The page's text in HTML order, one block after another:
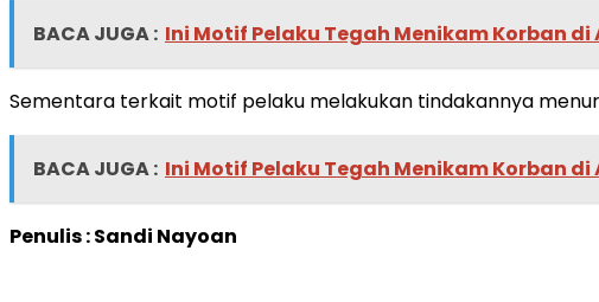
BACA JUGA : Ini Motif Pelaku Tegah Menikam Korban di
Sementara terkait motif pelaku melakukan tindakannya
BACA JUGA : Ini Motif Pelaku Tegah Menikam Korban di
Penulis : Sandi Nayoan